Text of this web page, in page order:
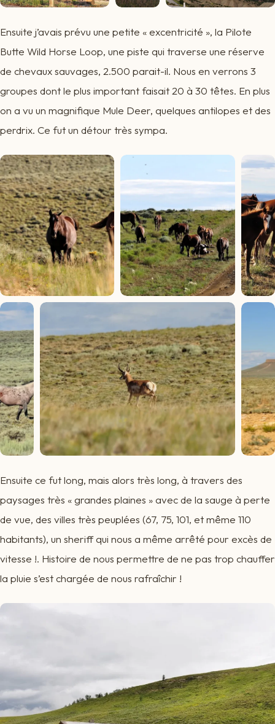
Ensuite j’avais prévu une petite « excentricité », la Pilote
Butte Wild Horse Loop, une piste qui traverse une réserve
de chevaux sauvages, 2.500 parait-il. Nous en verrons 3
groupes dont le plus important faisait 20 à 30 têtes. En plus
on a vu un magnifique Mule Deer, quelques antilopes et des
perdrix. Ce fut un détour très sympa.
Ensuite ce fut long, mais alors très long, à travers des
paysages très « grandes plaines » avec de la sauge à perte
de vue, des villes très peuplées (67, 75, 101, et même 110
habitants), un sheriff qui nous a même arrêté pour excès de
vitesse !. Histoire de nous permettre de ne pas trop chauffer
la pluie s’est chargée de nous rafraîchir !